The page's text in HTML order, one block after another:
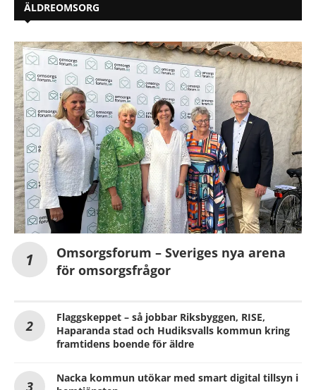
ÄLDREOMSORG
Omsorgsforum – Sveriges nya arena
för omsorgsfrågor
Flaggskeppet – så jobbar Riksbyggen, RISE,
Haparanda stad och Hudiksvalls kommun kring
framtidens boende för äldre
Nacka kommun utökar med smart digital tillsyn i